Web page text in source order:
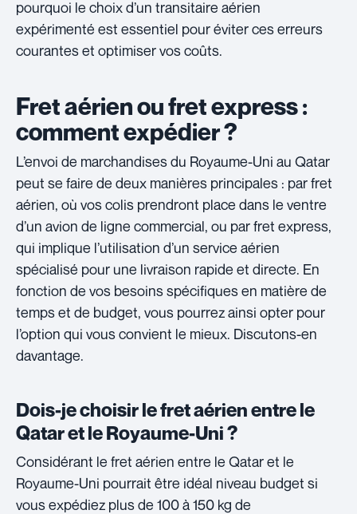
pourquoi le choix d’un transitaire aérien
expérimenté est essentiel pour éviter ces erreurs
courantes et optimiser vos coûts.
Fret aérien ou fret express :
comment expédier ?
L’envoi de marchandises du Royaume-Uni au Qatar
peut se faire de deux manières principales : par fret
aérien, où vos colis prendront place dans le ventre
d’un avion de ligne commercial, ou par fret express,
qui implique l’utilisation d’un service aérien
spécialisé pour une livraison rapide et directe. En
fonction de vos besoins spécifiques en matière de
temps et de budget, vous pourrez ainsi opter pour
l’option qui vous convient le mieux. Discutons-en
davantage.
Dois-je choisir le fret aérien entre le
Qatar et le Royaume-Uni ?
Considérant le fret aérien entre le Qatar et le
Royaume-Uni pourrait être idéal niveau budget si
vous expédiez plus de 100 à 150 kg de